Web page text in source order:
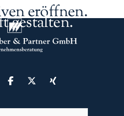
eröffnen.
gestalten.